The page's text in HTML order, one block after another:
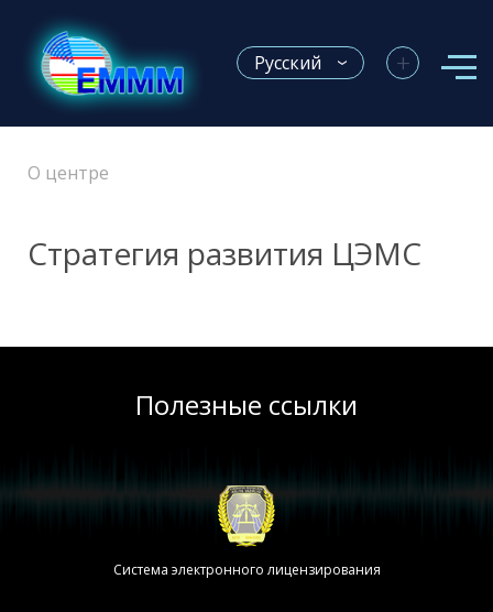
Русский +
О центре
Стратегия развития ЦЭМС
Полезные ссылки
Система электронного лицензирования